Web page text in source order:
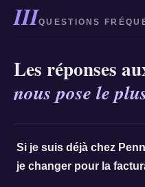
IIIQUESTIONS
Les réponses
nous pose le
Si je suis déjà chez
je changer pour la